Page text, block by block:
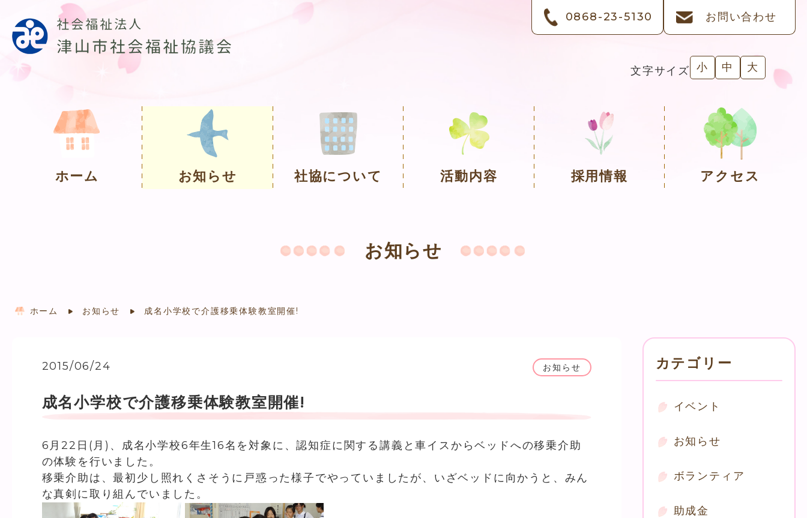
0868-23-5130 お問い合わせ
文字サイズ 小 中 大
ホーム お知らせ 社協について 活動内容 採用情報 アクセス
お知らせ
ホーム お知らせ 成名小学校で介護移乗体験教室開催!
2015/06/24 お知らせ
成名小学校で介護移乗体験教室開催!
6月22日(月)、成名小学校6年生16名を対象に、認知症に関する講義と車イスからベッドへの移乗介助
の体験を行いました。
移乗介助は、最初少し照れくさそうに戸惑った様子でやっていましたが、いざベッドに向かうと、みん
な真剣に取り組んでいました。
カテゴリー
イベント
お知らせ
ボランティア
助成金